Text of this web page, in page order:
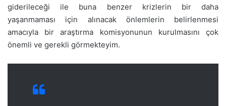
giderileceği ile buna benzer krizlerin bir daha
yaşanmaması için alınacak önlemlerin belirlenmesi
amacıyla bir araştırma komisyonunun kurulmasını çok
önemli ve gerekli görmekteyim.